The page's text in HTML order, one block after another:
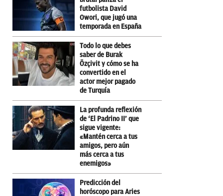
futbolista David
Owori, que jugó una
temporada en España
Todo lo que debes
saber de Burak
Özçivit y cómo se ha
convertido en el
actor mejor pagado
de Turquía
La profunda reflexión
de ‘El Padrino II’ que
sigue vigente:
«Mantén cerca a tus
amigos, pero aún
más cerca a tus
enemigos»
Predicción del
horóscopo para Aries